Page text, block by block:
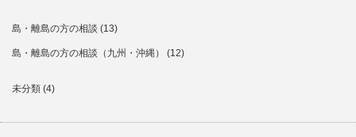
島・離島の方の相談 (13)
島・離島の方の相談（九州・沖縄） (12)
未分類 (4)